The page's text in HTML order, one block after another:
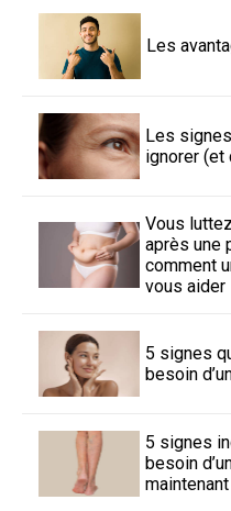
Les
Les
ignorer (et
Vous
après une
comment
vous aider
5 signes
besoin
5 signes
besoin
maintenant